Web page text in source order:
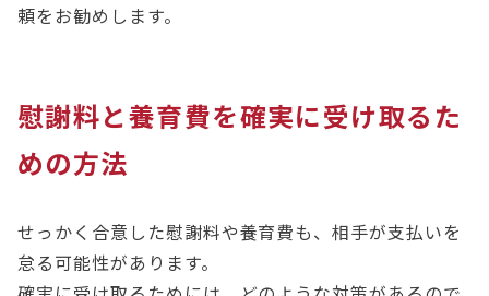
頼をお勧めします。
慰謝料と養育費を確実に受け取るた
めの方法
せっかく合意した慰謝料や養育費も、相手が支払いを
怠る可能性があります。